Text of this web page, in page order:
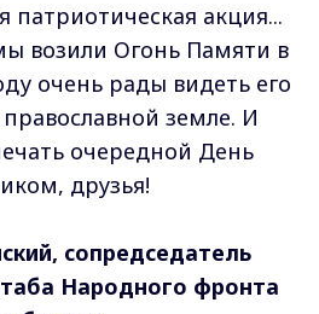
патриотическая акция...
возили Огонь Памяти в
очень рады видеть его
земле. И
очередной День
друзья!
сопредседатель
Народного фронта